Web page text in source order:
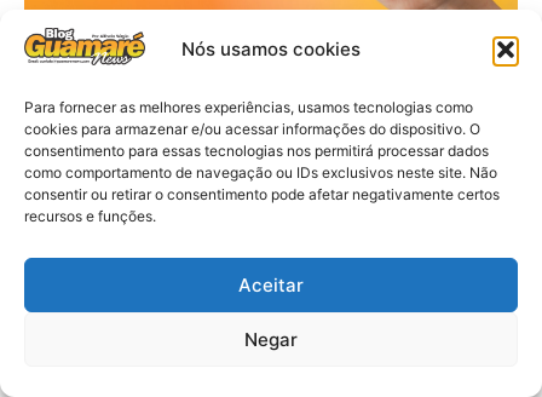
Nós usamos cookies
Para fornecer as melhores experiências, usamos tecnologias como
cookies para armazenar e/ou acessar informações do dispositivo. O
consentimento para essas tecnologias nos permitirá processar dados
como comportamento de navegação ou IDs exclusivos neste site. Não
consentir ou retirar o consentimento pode afetar negativamente certos
recursos e funções.
Aceitar
Negar